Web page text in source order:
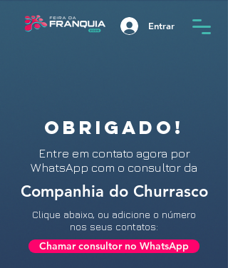
Entrar
OBRIGADO!
Entre em contato agora por
WhatsApp com o consultor da
Companhia do Churrasco
Clique abaixo, ou adicione o número
nos seus contatos:
Chamar consultor no WhatsApp